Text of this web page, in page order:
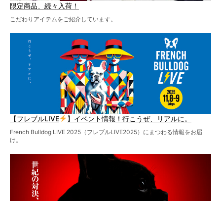
限定商品、続々入荷！
こだわりアイテムをご紹介しています。
【フレブルLIVE 】イベント情報！行こうぜ、リアルに。
French Bulldog LIVE 2025（フレブルLIVE2025）にまつわる情報をお届
け。